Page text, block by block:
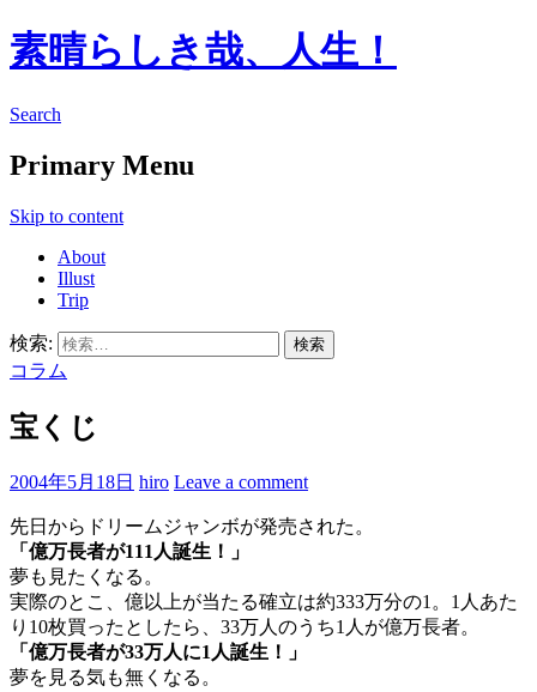
素晴らしき哉、人生！
Search
Primary Menu
Skip to content
About
Illust
Trip
検索:
コラム
宝くじ
2004年5月18日 hiro Leave a comment
先日からドリームジャンボが発売された。
「億万長者が111人誕生！」
夢も見たくなる。
実際のとこ、億以上が当たる確立は約333万分の1。1人あた
り10枚買ったとしたら、33万人のうち1人が億万長者。
「億万長者が33万人に1人誕生！」
夢を見る気も無くなる。